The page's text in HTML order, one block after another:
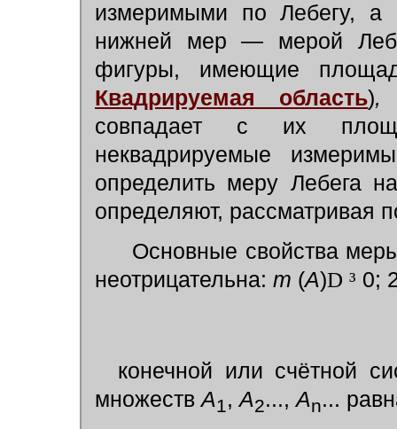
измеримыми по Лебегу,
нижней мер — мерой
фигуры, имеющие
Квадрируемая область),
совпадает с их
неквадрируемые
определить меру Лебега
определяют, рассматривая
Основные свойства
неотрицательна: m (A)D ³ 0;
конечной или счётной
множествA1,A2...,An...